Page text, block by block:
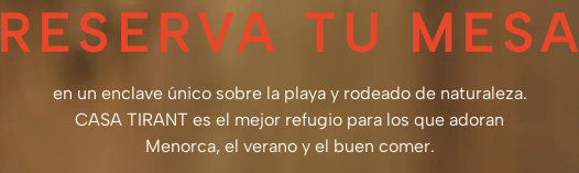
RESERVA TU MESA
en un enclave único sobre la playa y rodeado de naturaleza.
CASA TIRANT es el mejor refugio para los que adoran
Menorca, el verano y el buen comer.